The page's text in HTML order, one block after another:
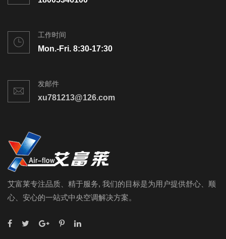
工作时间
Mon.-Fri. 8:30-17:30
发邮件
xu781213@126.com
艾富莱专注品质、精于服务, 我们的目标是为用户提供舒心、顺
心、安心的一站式中央空调解决方案。